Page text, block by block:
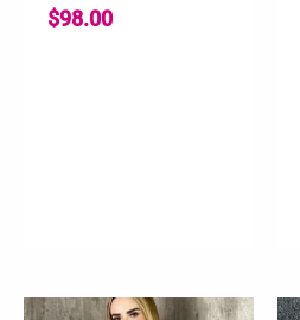
$98.00